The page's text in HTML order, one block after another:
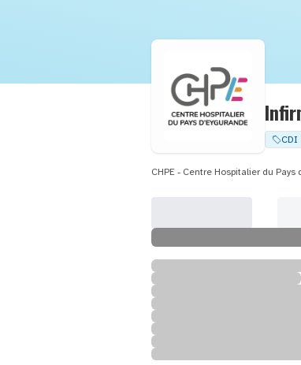
CDI
CHPE - Centre Hospitalier du Pays